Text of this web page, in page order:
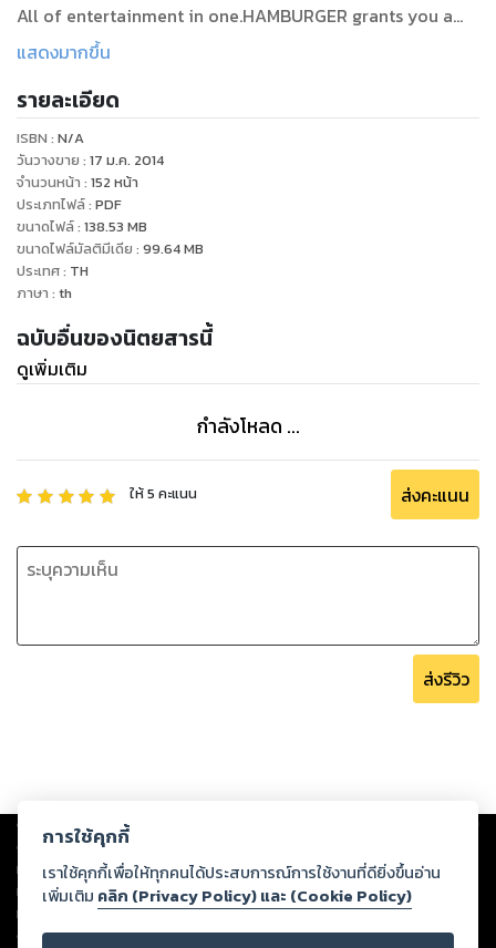
All of entertainment in one.HAMBURGER grants you a
special access behind the scene to beauty, fashion and
แสดงมากขึ้น
รายละเอียด
ISBN : N/A
วันวางขาย : 17 ม.ค. 2014
จำนวนหน้า : 152 หน้า
ประเภทไฟล์: PDF
ขนาดไฟล์: 138.53 MB
ขนาดไฟล์มัลติมีเดีย : 99.64MB
ประเทศ: TH
ภาษา : th
ฉบับอื่นของนิตยสารนี้
ดูเพิ่มเติม
กำลังโหลด ...
ให้5 คะแนน ส่งคะแนน
ส่งรีวิว
Copyright © 2026
ต่อผลงานหรือเนื้อหาใดที่อัปโหลดผ่านเว็บไซต์และปรากฏว่าละเมิดสิทธิใน
ทรัพย์สินทางปัญญาของบุคคลอื่นหรือขัดต่อกฎหมายและศีลธรรม ดังนั้น ผู้อ่าน
ทุกท่านโปรดใช้วิจารณญาณในการกลั่นกรองด้วยตนเอง และหากท่านพบว่าส่วน
หนึ่งส่วนใดขัดต่อกฎหมายและศีลธรรม กรุณาแจ้งมายังบริษัท เพื่อทีมงานจะได้
ดำเนินการในทันที ทั้งนี้ ทางสตอรี่ล็อกขอสงวนลิขสิทธิ์ตามพระราชบัญญัติ
การใช้คุกกี้
เราใช้คุกกี้เพื่อให้ทุกคนได้ประสบการณ์การใช้งานที่ดียิ่งขึ้นอ่าน
เพิ่มเติม คลิก (Privacy Policy) และ (Cookie Policy)